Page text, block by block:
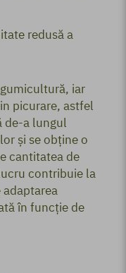
redusă a
iar
picurare, astfel
de-a lungul
și se obține o
cantitatea de
contribuie la
în funcție de